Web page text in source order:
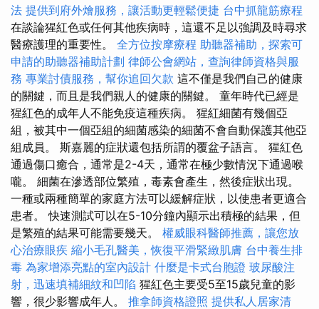
法 提供到府外燴服務，讓活動更輕鬆便捷 台中抓龍筋療程
在談論猩紅色或任何其他疾病時，這還不足以強調及時尋求
醫療護理的重要性。 全方位按摩療程 助聽器補助，探索可
申請的助聽器補助計劃 律師公會網站，查詢律師資格與服
務 專業討債服務，幫你追回欠款 這不僅是我們自己的健康
的關鍵，而且是我們親人的健康的關鍵。 童年時代已經是
猩紅色的成年人不能免疫這種疾病。 猩紅細菌有幾個亞
組，被其中一個亞組的細菌感染的細菌不會自動保護其他亞
組成員。 斯嘉麗的症狀還包括所謂的覆盆子語言。 猩紅色
通過傷口癒合，通常是2-4天，通常在極少數情況下通過喉
嚨。 細菌在滲透部位繁殖，毒素會產生，然後症狀出現。
一種或兩種簡單的家庭方法可以緩解症狀，以使患者更適合
患者。 快速測試可以在5-10分鐘內顯示出積極的結果，但
是繁殖的結果可能需要幾天。 權威眼科醫師推薦，讓您放
心治療眼疾 縮小毛孔醫美，恢復平滑緊緻肌膚 台中養生排
毒 為家增添亮點的室內設計 什麼是卡式台胞證 玻尿酸注
射，迅速填補細紋和凹陷 猩紅色主要受5至15歲兒童的影
響，很少影響成年人。 推拿師資格證照 提供私人居家清